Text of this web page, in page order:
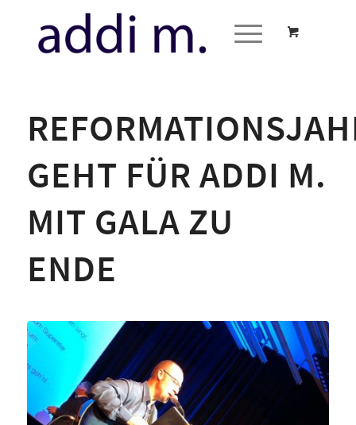
GEHT FÜR ADDI M.
MIT GALA ZU
ENDE